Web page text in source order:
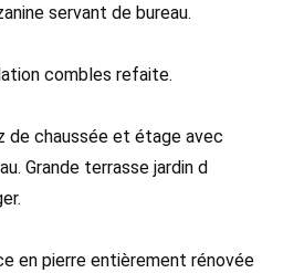
servant de bureau.
combles refaite.
de chaussée et étage avec
Grande terrasse jardin d
en pierre entièrement rénovée